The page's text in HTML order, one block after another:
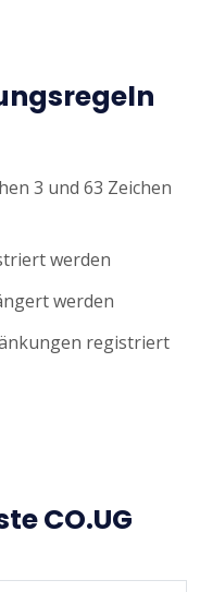
3 und 63 Zeichen
werden
werden
registriert
CO.UG